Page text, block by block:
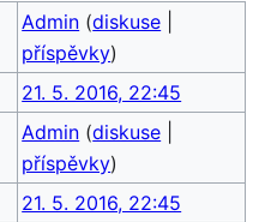
Admin (diskuse
příspěvky)
21. 5. 2016, 22:45
Admin (diskuse
příspěvky)
21. 5. 2016, 22:45